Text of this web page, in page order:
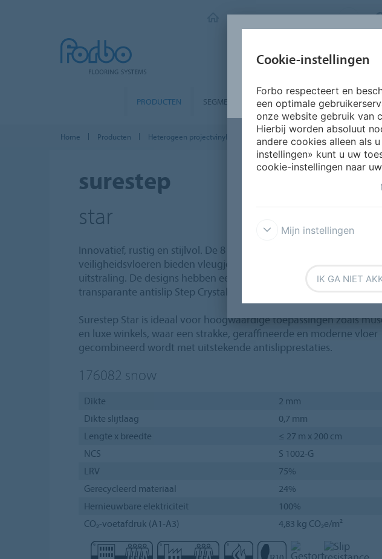
FORBO FLOORING SYSTEMS
PRODUCTEN SEGMENTEN
INSPIRATIE &
REFERENTIES
Home Producten Heterogeen projectvinyl Step antislip vinyl Surestep Star
surestep
star
Innovatief, rustig en stijlvol. De 8 eigentijdse tinten van Surestep Star
veiligheidsvloeren bieden vleugjes wit, beige en grijs en een unieke
uitstraling. De designs hebben een heldere visuele uitstraling door
transparante antislip Step Crystals.
Surestep Star is ideaal voor hoogwaardige toepassingen zoals
en luxe winkels, waar een strakke, geraffineerde en moderne vloer
gecombineerd wordt met uitstekende antislipprestaties.
176082 snow
Dikte
2 mm
Dikte slijtlaag
0,7 mm
Lengte x breedte
≤ 27 m x 200 cm
NCS
S 1002-G
LRV
75%
Gerecycleerd materiaal
24%
Hernieuwbare elektriciteit
100%
CO₂-voetafdruk (A1-A3)
4,83 kg CO₂e/m²
Cookie-instellingen
Forbo respecteert en
een optimale
onze website gebruik van
Hierbij worden absoluut
andere cookies alleen als
instellingen» kunt u uw
cookie-instellingen naar
Mijn instellingen
IK GA NIET